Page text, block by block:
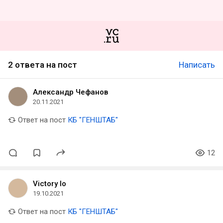
2 ответа на пост Написать
Александр Чефанов
20.11.2021
Ответ на пост КБ "ГЕНШТАБ"
12
Victory Io
19.10.2021
Ответ на пост КБ "ГЕНШТАБ"